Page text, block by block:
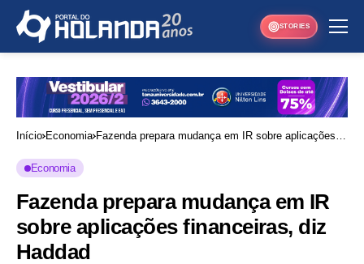
STORIES
Início Economia Fazenda prepara mudança em IR sobre aplicações
Economia
Fazenda prepara mudança em IR
sobre aplicações financeiras, diz
Haddad